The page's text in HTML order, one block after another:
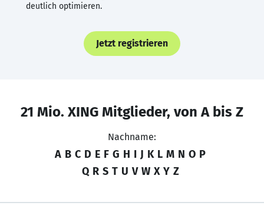
deutlich optimieren.
Jetzt registrieren
21 Mio. XING Mitglieder, von A bis Z
Nachname:
A B C D E F G H I J K L M N O P
Q R S T U V W X Y Z